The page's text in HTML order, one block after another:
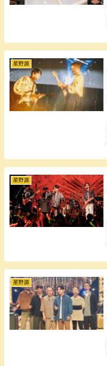
星野源
星野源
星野源